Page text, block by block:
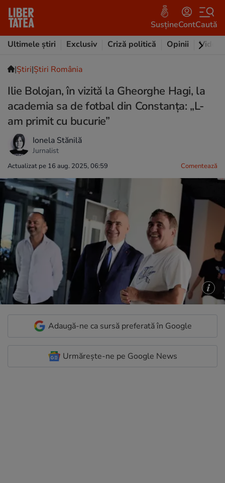
SusțineContCaută
Ultimele știri
Exclusiv Criză politică Opinii Video
|Ştiri|Știri România
Ilie Bolojan, în vizită la Gheorghe Hagi, la
academia sa de fotbal din Constanța: „L-
am primit cu bucurie”
Ionela Stănilă
Jurnalist
Actualizat pe 16 aug. 2025, 06:59 Comentează
Adaugă-ne ca sursă preferată în Google
Urmărește-ne pe Google News